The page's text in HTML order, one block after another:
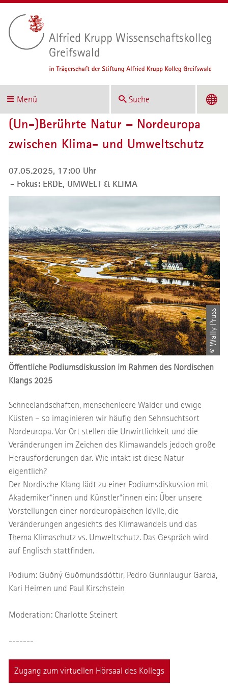
Menü Suche
(Un-)Berührte Natur – Nordeuropa
zwischen Klima- und Umweltschutz
07.05.2025, 17:00 Uhr
Fokus: ERDE, UMWELT & KLIMA
© Wally Pruss
Öffentliche Podiumsdiskussion im Rahmen des Nordischen
Klangs 2025
Schneelandschaften, menschenleere Wälder und ewige
Küsten – so imaginieren wir häufig den Sehnsuchtsort
Nordeuropa. Vor Ort stellen die Unwirtlichkeit und die
Veränderungen im Zeichen des Klimawandels jedoch große
Herausforderungen dar. Wie intakt ist diese Natur
eigentlich?
Der Nordische Klang lädt zu einer Podiumsdiskussion mit
Akademiker*innen und Künstler*innen ein: Über unsere
Vorstellungen einer nordeuropäischen Idylle, die
Veränderungen angesichts des Klimawandels und das
Thema Klimaschutz vs. Umweltschutz. Das Gespräch wird
auf Englisch stattfinden.
Podium: Guðný Guðmundsdóttir, Pedro Gunnlaugur Garcia,
Kari Heimen und Paul Kirschstein
Moderation: Charlotte Steinert
-------
Zugang zum virtuellen Hörsaal des Kollegs